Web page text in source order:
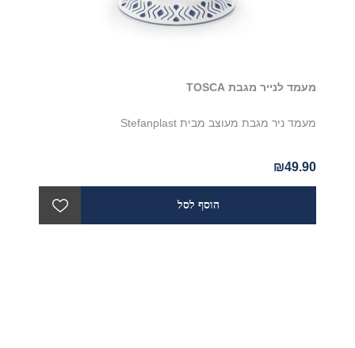
מעמד לנייר מגבת TOSCA
מעמד ניר מגבת מעוצב מבית Stefanplast
₪49.90